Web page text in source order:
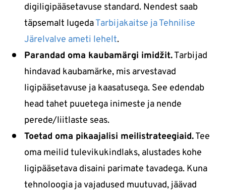
digiligipääsetavuse standard. Nendest saab
täpsemalt lugedaTarbijakaitse ja Tehnilise
Järelvalve ameti lehelt.
Parandad oma kaubamärgi imidžit.Tarbijad
hindavad kaubamärke, mis arvestavad
ligipääsetavuse ja kaasatusega. See edendab
head tahet puuetega inimeste ja nende
perede/liitlaste seas.
Toetad oma pikaajalisi meilistrateegiaid.Tee
oma meilid tulevikukindlaks, alustades kohe
ligipääsetava disaini parimate tavadega. Kuna
tehnoloogia ja vajadused muutuvad, jäävad